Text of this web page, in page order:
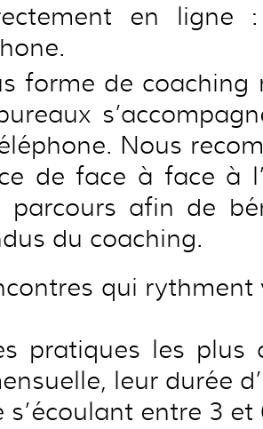
en ligne
forme de
Nous
de face à face à
parcours afin de
du coaching.
qui
pratiques les plus
leur durée
s’écoulant entre 3 et